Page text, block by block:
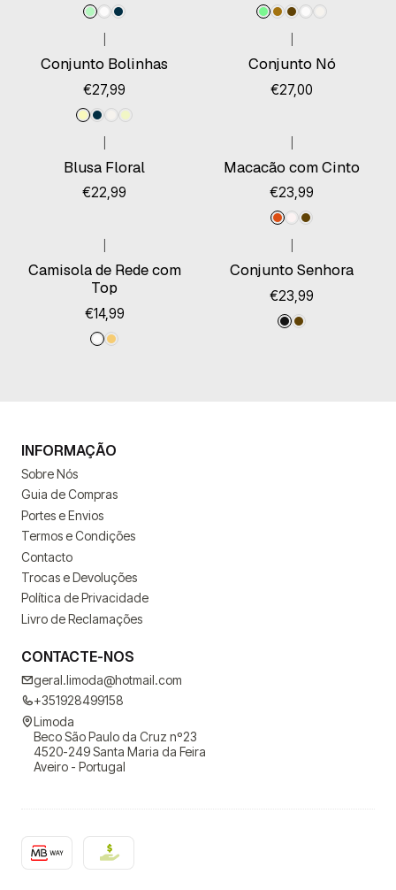
Conjunto Bolinhas
€27,99
Conjunto Nó
€27,00
Blusa Floral
€22,99
Macacão com Cinto
€23,99
Camisola de Rede com
Top
€14,99
Conjunto Senhora
€23,99
INFORMAÇÃO
Sobre Nós
Guia de Compras
Portes e Envios
Termos e Condições
Contacto
Trocas e Devoluções
Política de Privacidade
Livro de Reclamações
CONTACTE-NOS
geral.limoda@hotmail.com
+351928499158
Limoda
Beco São Paulo da Cruz nº23
4520-249 Santa Maria da Feira
Aveiro - Portugal